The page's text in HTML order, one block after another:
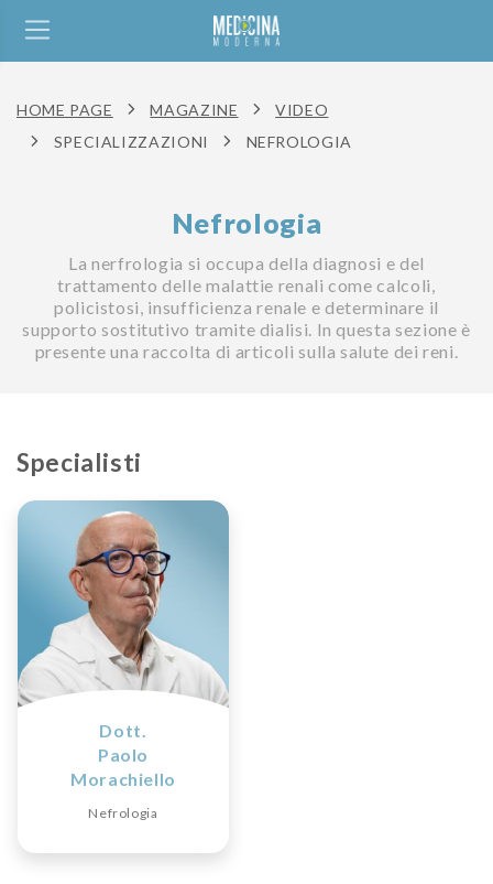
HOME PAGE MAGAZINE
VIDEO
SPECIALIZZAZIONI
NEFROLOGIA
Nefrologia
La nerfrologia si occupa della diagnosi e del
trattamento delle malattie renali come calcoli,
policistosi, insufficienza renale e determinare il
supporto sostitutivo tramite dialisi. In questa sezione è
presente una raccolta di articoli sulla salute dei reni.
Specialisti
Dott.
Paolo
Morachiello
Nefrologia